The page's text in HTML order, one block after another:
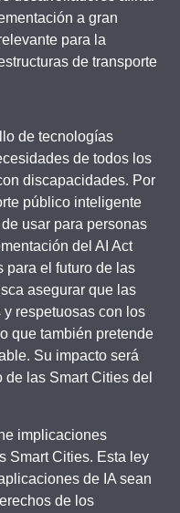
a gran
para la
de transporte
de tecnologías
de todos los
discapacidades. Por
público inteligente
usar para personas
del AI Act
para el futuro de las
asegurar que las
respetuosas con los
que también pretende
Su impacto será
las Smart Cities del
implicaciones
Smart Cities. Esta ley
de IA sean
de los